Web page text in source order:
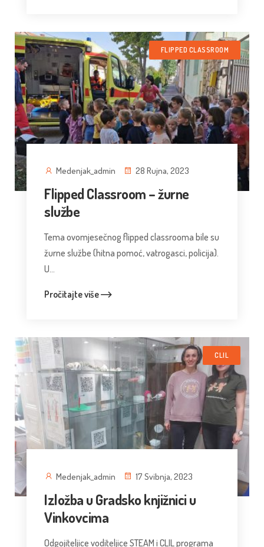
FLIPPED CLASSROOM
Medenjak_admin 28 Rujna, 2023
Flipped Classroom – žurne
službe
Tema ovomjesečnog flipped classrooma bile su
žurne službe (hitna pomoć, vatrogasci, policija).
U...
Pročitajte više
CLIL
Medenjak_admin 17 Svibnja, 2023
Izložba u Gradsko knjižnici u
Vinkovcima
Odgojiteljice voditeljice STEAM i CLIL programa